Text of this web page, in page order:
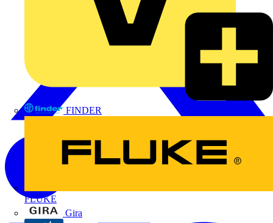
FINDER
FLUKE
Gira